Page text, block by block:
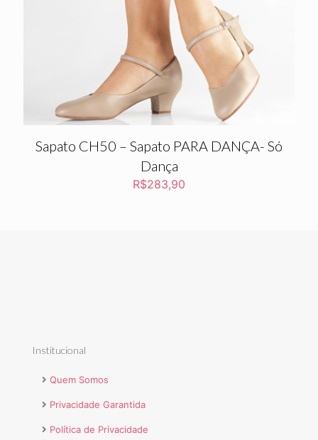
Sapato CH50 – Sapato PARA DANÇA- Só
Dança
R$283,90
Institucional
Quem Somos
Privacidade Garantida
Política de Privacidade